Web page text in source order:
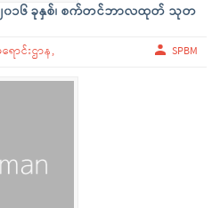
၂၀၁၆ ခုနှစ်၊ စက်တင်ဘာလထုတ် သုတ
ောင်းဌာန, SPBM